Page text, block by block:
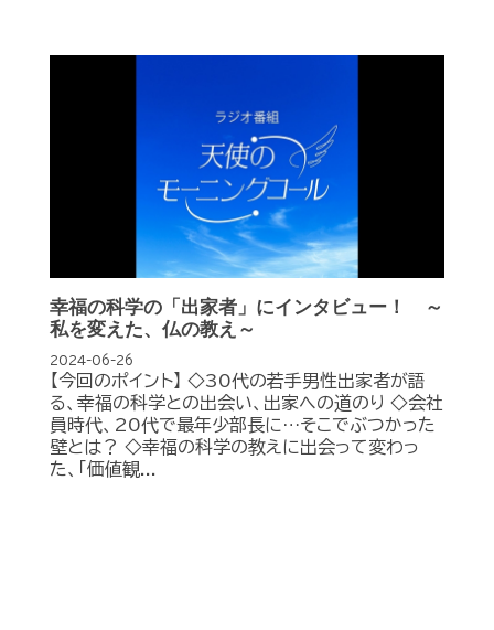
幸福の科学の「出家者」にインタビュー！ ～
私を変えた、仏の教え～
2024-06-26
【今回のポイント】 ◇30代の若手男性出家者が語
る、幸福の科学との出会い、出家への道のり ◇会社
員時代、20代で最年少部長に…そこでぶつかった
壁とは？ ◇幸福の科学の教えに出会って変わっ
た、「価値観...